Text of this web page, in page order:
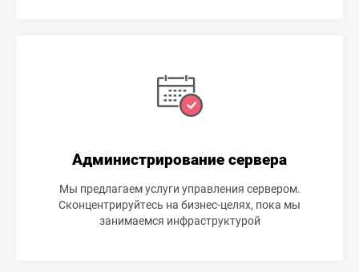
Администрирование сервера
Мы предлагаем услуги управления сервером.
Сконцентрируйтесь на бизнес-целях, пока мы
занимаемся инфраструктурой